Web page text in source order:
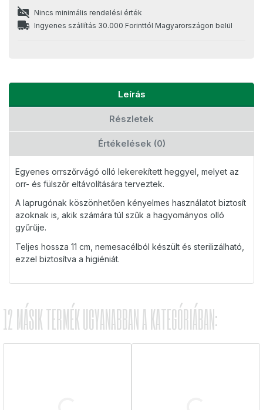
Nincs minimális rendelési érték
Ingyenes szállítás 30.000 Forinttól Magyarországon belül
Leírás
Részletek
Értékelések (0)
Egyenes orrszőrvágó olló lekerekített heggyel, melyet az
orr- és fülszőr eltávolítására terveztek.
A laprugónak köszönhetően kényelmes használatot biztosít
azoknak is, akik számára túl szűk a hagyományos olló
gyűrűje.
Teljes hossza 11 cm, nemesacélból készült és sterilizálható,
ezzel biztosítva a higiéniát.
12 MÁSIK TERMÉK UGYANABBAN A KATEGÓRIÁBAN: